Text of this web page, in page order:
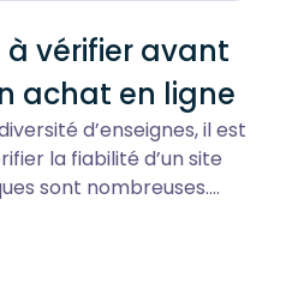
à vérifier avant
achat en ligne
d’enseignes, il est
la fiabilité d’un site
sont nombreuses.
aidera à faire les